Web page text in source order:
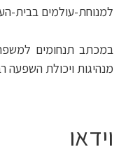
למנוחת-עולמים בבית-
במכתב תנחומים
מנהיגות ויכולת השפעה
וידאו